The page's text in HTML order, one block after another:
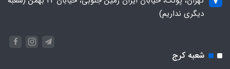
دیگری نداریم)
شعبه کرج